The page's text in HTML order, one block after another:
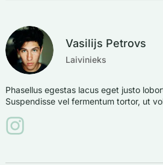
Vasilijs Petrovs
Laivinieks
Phasellus egestas lacus eget justo
Suspendisse vel fermentum tortor, ut